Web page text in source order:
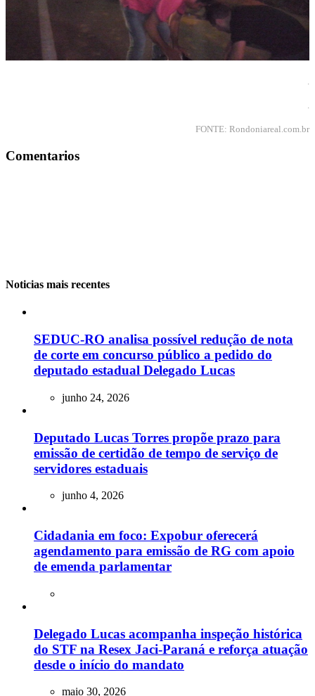
.
.
FONTE: Rondoniareal.com.br
Comentarios
Noticias mais recentes
SEDUC-RO analisa possível redução de nota
de corte em concurso público a pedido do
deputado estadual Delegado Lucas
junho 24, 2026
Deputado Lucas Torres propõe prazo para
emissão de certidão de tempo de serviço de
servidores estaduais
junho 4, 2026
Cidadania em foco: Expobur oferecerá
agendamento para emissão de RG com apoio
de emenda parlamentar
Delegado Lucas acompanha inspeção histórica
do STF na Resex Jaci-Paraná e reforça atuação
desde o início do mandato
maio 30, 2026